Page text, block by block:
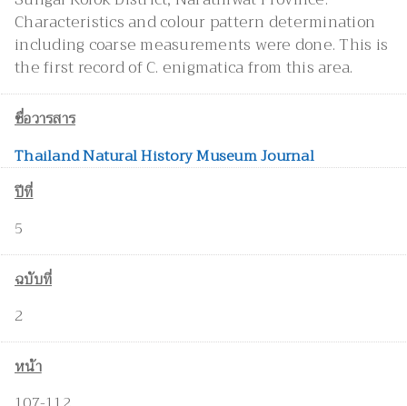
Characteristics and colour pattern determination
including coarse measurements were done. This is
the first record of C. enigmatica from this area.
ชื่อวารสาร
Thailand Natural History Museum Journal
ปีที่
5
ฉบับที่
2
หน้า